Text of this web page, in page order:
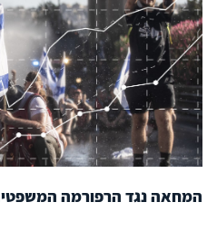
המחאה נגד הרפורמה